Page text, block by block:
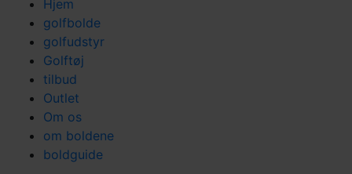
Hjem
golfbolde
golfudstyr
Golftøj
tilbud
Outlet
Om os
om boldene
boldguide